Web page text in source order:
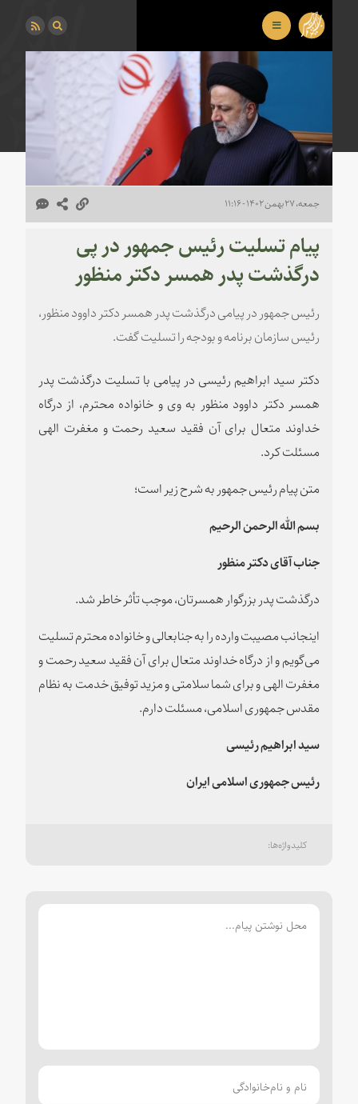
جمعه، ۲۷ بهمن ۱۴۰۲ - ۱۱:۱۶
پیام تسلیت رئیس جمهور در پی
درگذشت پدر همسر دکتر منظور
رئیس جمهور در پیامی درگذشت پدر همسر دکتر داوود منظور،
رئیس سازمان برنامه و بودجه را تسلیت گفت.
دکتر سید ابراهیم رئیسی در پیامی با تسلیت درگذشت پدر
همسر دکتر داوود منظور به وی و خانواده محترم، از درگاه
خداوند متعال برای آن فقید سعید رحمت و مغفرت الهی
مسئلت کرد.
متن پیام رئیس جمهور به شرح زیر است؛
بسم الله الرحمن الرحیم
جناب آقای دکتر منظور
درگذشت پدر بزرگوار همسرتان، موجب تأثر خاطر شد.
اینجانب مصیبت وارده را به جنابعالی و خانواده محترم تسليت
می‏‌گویم و از درگاه خداوند متعال برای آن فقید سعید رحمت و
مغفرت الهی و برای شما سلامتی و مزید توفیق خدمت به نظام
مقدس جمهوری اسلامی، مسئلت دارم.
سید ابراهیم رئیسی
رئیس جمهوری اسلامی ایران